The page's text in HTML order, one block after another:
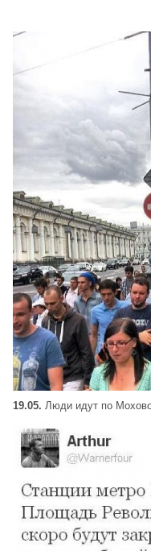
19.05. Люди идут по